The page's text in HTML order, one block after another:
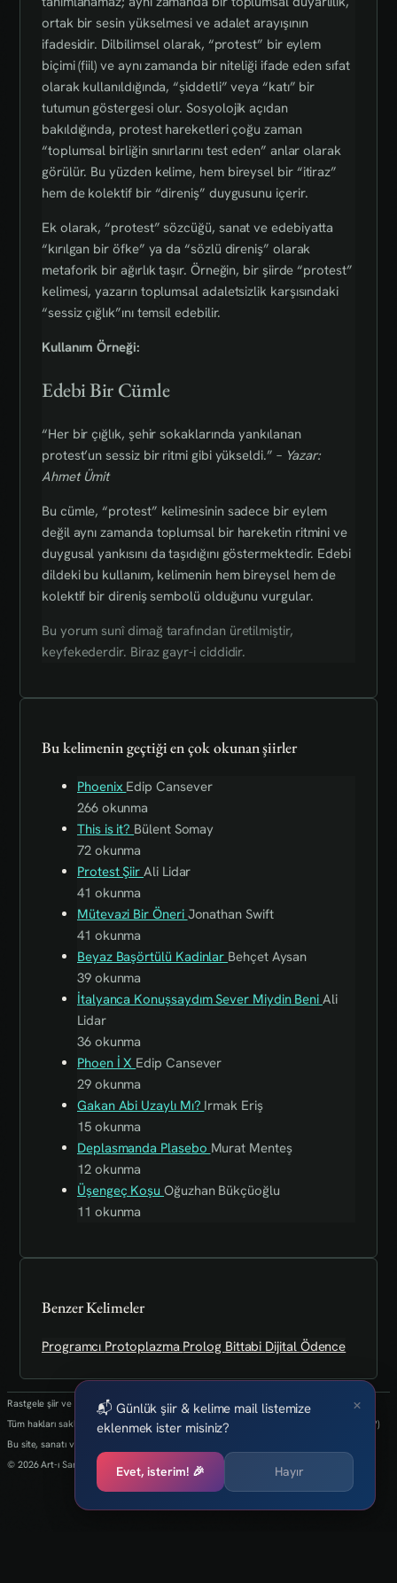
ortak bir sesin yükselmesi ve adalet arayışının
ifadesidir. Dilbilimsel olarak, “protest” bir eylem
biçimi (fiil) ve aynı zamanda bir niteliği ifade eden sıfat
olarak kullanıldığında, “şiddetli” veya “katı” bir
tutumun göstergesi olur. Sosyolojik açıdan
bakıldığında, protest hareketleri çoğu zaman
“toplumsal birliğin sınırlarını test eden” anlar olarak
görülür. Bu yüzden kelime, hem bireysel bir “itiraz”
hem de kolektif bir “direniş” duygusunu içerir.
Ek olarak, “protest” sözcüğü, sanat ve edebiyatta
“kırılgan bir öfke” ya da “sözlü direniş” olarak
metaforik bir ağırlık taşır. Örneğin, bir şiirde “protest”
kelimesi, yazarın toplumsal adaletsizlik karşısındaki
“sessiz çığlık”ını temsil edebilir.
Kullanım Örneği:
Edebi Bir Cümle
“Her bir çığlık, şehir sokaklarında yankılanan
protest’un sessiz bir ritmi gibi yükseldi.” – Yazar:
Ahmet Ümit
Bu cümle, “protest” kelimesinin sadece bir eylem
değil aynı zamanda toplumsal bir hareketin ritmini ve
duygusal yankısını da taşıdığını göstermektedir. Edebi
dildeki bu kullanım, kelimenin hem bireysel hem de
kolektif bir direniş sembolü olduğunu vurgular.
Bu yorum sunî dimağ tarafından üretilmiştir,
keyfekederdir. Biraz gayr-i ciddidir.
Bu kelimenin geçtiği en çok okunan şiirler
Phoenix Edip Cansever
266 okunma
This is it? Bülent Somay
72 okunma
Protest ŞiirAli Lidar
41 okunma
Mütevazi Bir Öneri Jonathan Swift
41 okunma
Beyaz Başörtülü Kadinlar Behçet Aysan
39 okunma
İtalyanca Konuşsaydım Sever Miydin BeniAli
Lidar
36 okunma
Phoen İ X Edip Cansever
29 okunma
Gakan Abi Uzaylı Mı? Irmak Eriş
15 okunma
Deplasmanda Plasebo Murat Menteş
12 okunma
Üşengeç KoşuOğuzhan Bükçüoğlu
11 okunma
Benzer Kelimeler
Programcı Protoplazma Prolog Bittabi Dijital Ödence
Rastgele şiir ve kelimeler her 24 saatte bir yenilenmektedir.
Tüm hakları saklıdır.(biz kaybettik bulan varsa info@art-isanat.com.tr'ye mail atabilir mi?)
Bu site, sanatı ve yaratıcılığı dijital dünyaya taşıma arzusu ile kurulmuştur.
© 2026 Art-ı Sanat
×
📬 Günlük şiir & kelime mail listemize
eklenmek ister misiniz?
Evet, isterim! 🎉 Hayır